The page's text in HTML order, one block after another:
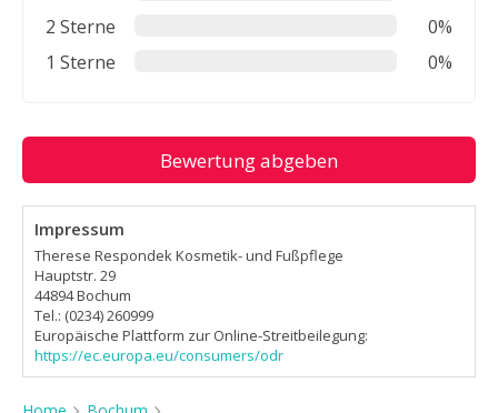
2 Sterne
0%
1 Sterne
0%
Bewertung abgeben
Impressum
Therese Respondek Kosmetik- und Fußpflege
Hauptstr. 29
44894 Bochum
Tel.: (0234) 260999
Europäische Plattform zur Online-Streitbeilegung:
https://ec.europa.eu/consumers/odr